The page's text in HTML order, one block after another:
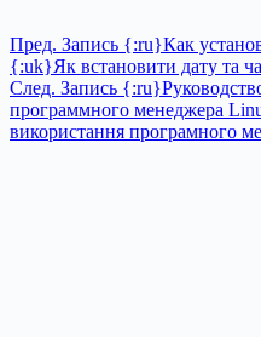
Пред. Запись {:ru}Как
{:uk}Як встановити дату та
След. Запись
программного менеджера
використання програмного